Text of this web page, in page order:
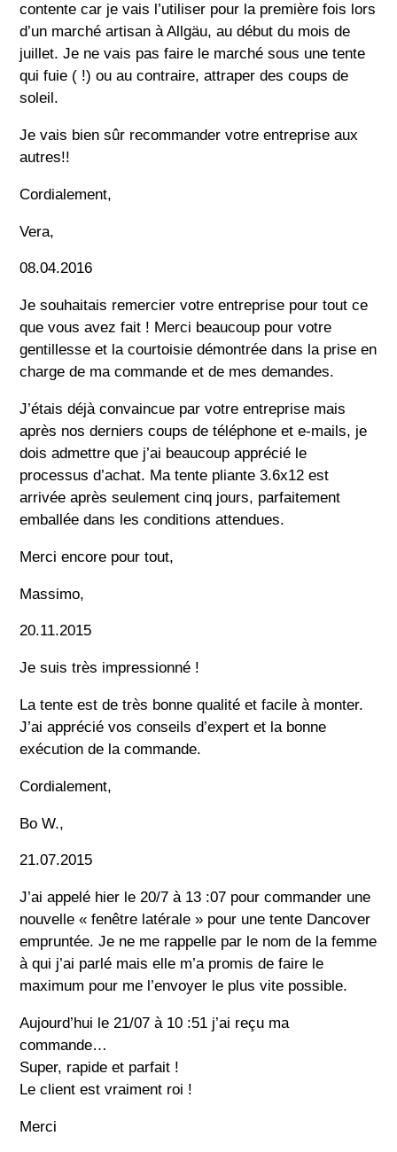
contente car je vais l’utiliser pour la première fois lors
d’un marché artisan à Allgäu, au début du mois de
juillet. Je ne vais pas faire le marché sous une tente
qui fuie ( !) ou au contraire, attraper des coups de
soleil.
Je vais bien sûr recommander votre entreprise aux
autres!!
Cordialement,
Vera,
08.04.2016
Je souhaitais remercier votre entreprise pour tout ce
que vous avez fait ! Merci beaucoup pour votre
gentillesse et la courtoisie démontrée dans la prise en
charge de ma commande et de mes demandes.
J’étais déjà convaincue par votre entreprise mais
après nos derniers coups de téléphone et e-mails, je
dois admettre que j’ai beaucoup apprécié le
processus d’achat. Ma tente pliante 3.6x12 est
arrivée après seulement cinq jours, parfaitement
emballée dans les conditions attendues.
Merci encore pour tout,
Massimo,
20.11.2015
Je suis très impressionné !
La tente est de très bonne qualité et facile à monter.
J’ai apprécié vos conseils d’expert et la bonne
exécution de la commande.
Cordialement,
Bo W.,
21.07.2015
J’ai appelé hier le 20/7 à 13 :07 pour commander une
nouvelle « fenêtre latérale » pour une tente Dancover
empruntée. Je ne me rappelle par le nom de la femme
à qui j’ai parlé mais elle m’a promis de faire le
maximum pour me l’envoyer le plus vite possible.
Aujourd’hui le 21/07 à 10 :51 j’ai reçu ma
commande…
Super, rapide et parfait !
Le client est vraiment roi !
Merci